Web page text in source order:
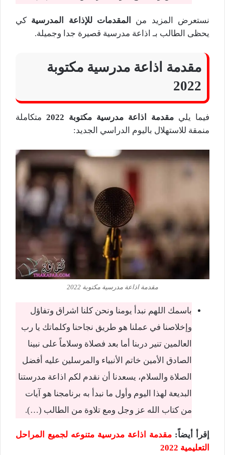
نستعرض المزيد من المقدمات للإذاعة المدرسية كي
يحظى الطالب بـ اذاعة مدرسية قصيرة جدا وجميلة.
مقدمة اذاعة مدرسية مكتوبة
2022
فيما يلي مقدمة اذاعة مدرسية مكتوبة 2022
متكاملة
منمقة للاستهلال باليوم الدراسي الجديد:
مقدمة اذاعة مدرسية مكتوبة 2022
باسمك اللهم نبدأ يومنا ونحن كلنا اشراق وتفاؤل
وإخلاصنا في عملنا هو طريق نجاحنا وكلماتك يا رب
العالمين تنير دربنا أما بعد فصلاة وسلاماً على نبينا
الصادق الأمين خاتم الأنبياء والمرسلين عليه أفضل
الصلاة والسلام، يسعدنا أن نقدم لكم اذاعة مدرستنا
البديعة لهذا اليوم وأول ما نبدأ به برنامجنا هو آيات
من كتاب الله عز وجل ومع تلاوة من الطالب (…).
إقرأ أيضاً: مقدمة اذاعة مدرسية متنوعه لجميع المراحل
التعليمية 2022